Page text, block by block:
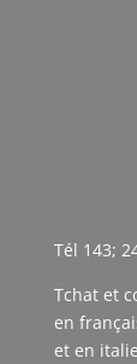
Tél 143;
Tchat et
en
et en